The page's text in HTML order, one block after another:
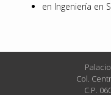
en Ingeniería en
Col.
C.P.